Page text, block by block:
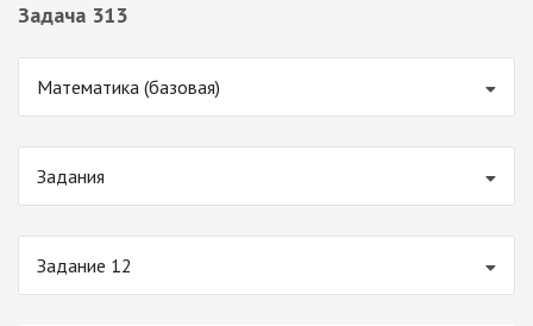
Задача 313
Математика (базовая)
Задания
Задание 12